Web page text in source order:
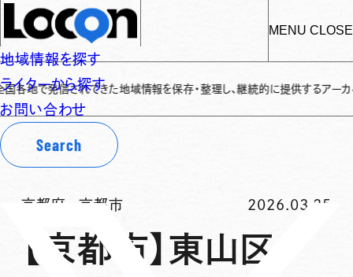
MENU CLOSE
地域情報を探す
ライターから探す
お問い合わせ
Search
されてきた地域情報を保存・整理し、継続的に提供するアーカイブサイトで
京都府 -京都市 2026.03.25
【京都市】東山区